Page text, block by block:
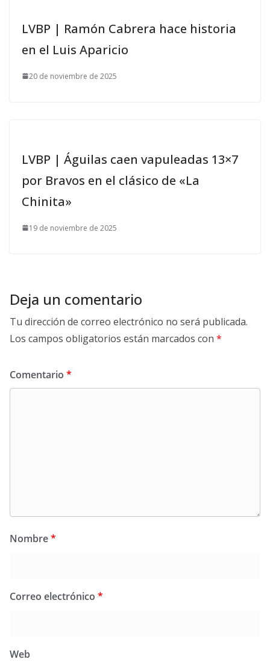
LVBP | Ramón Cabrera hace historia
en el Luis Aparicio
20 de noviembre de 2025
LVBP | Águilas caen vapuleadas 13×7
por Bravos en el clásico de «La
Chinita»
19 de noviembre de 2025
Deja un comentario
Tu dirección de correo electrónico no será publicada.
Los campos obligatorios están marcados con *
Comentario *
Nombre*
Correo electrónico *
Web